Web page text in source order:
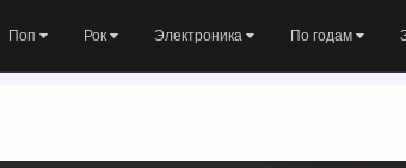
Поп Рок Электроника По годам